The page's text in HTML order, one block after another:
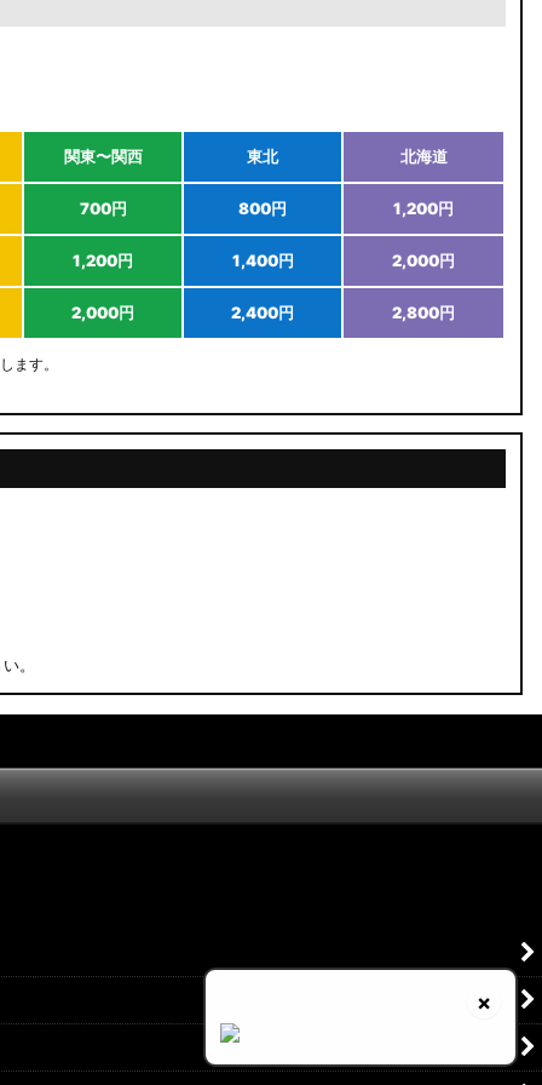
関東〜関西 東北 北海道
700円 800円 1,200円
1,200円 1,400円 2,000円
2,000円 2,400円 2,800円
ます。
。
×